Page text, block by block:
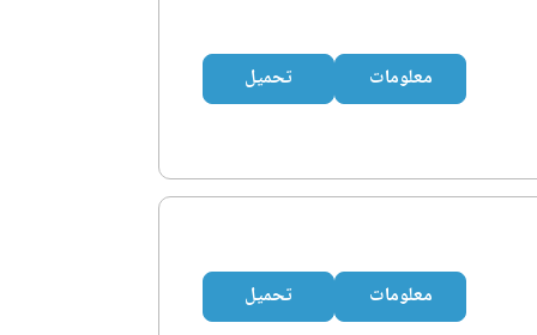
معلومات تحميل
معلومات تحميل